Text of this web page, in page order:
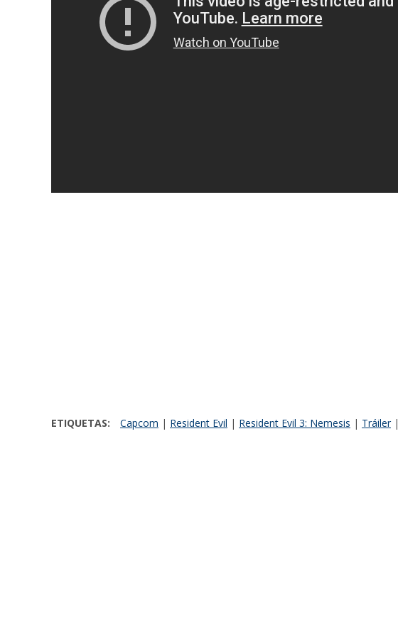
ETIQUETAS: Capcom | Resident Evil | Resident Evil 3: Nemesis | Tráiler|